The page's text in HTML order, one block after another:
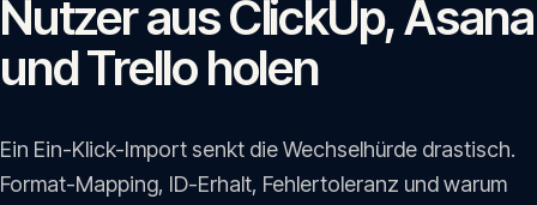
Leistungen 03
Portfolio 04
Nutzer aus ClickUp, Asana
und Trello holen
Ein Ein-Klick-Import senkt die Wechselhürde drastisch.
Format-Mapping, ID-Erhalt, Fehlertoleranz und warum